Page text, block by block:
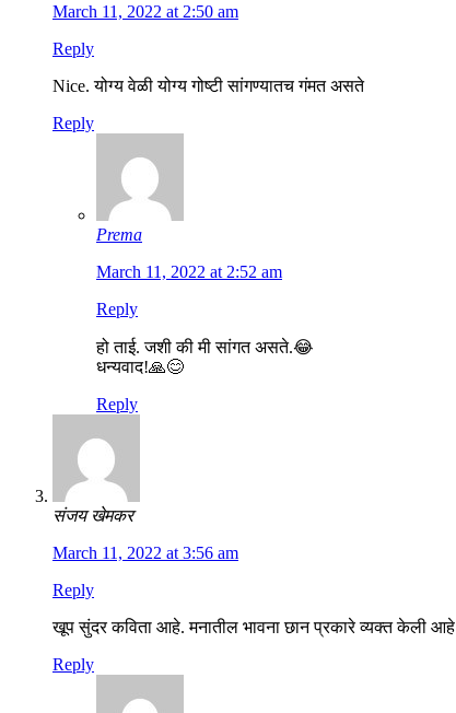
March 11, 2022 at 2:50 am
Reply
Nice. योग्य वेळी योग्य गोष्टी सांगण्यातच गंमत असते
Reply
Prema
March 11, 2022 at 2:52 am
Reply
हो ताई. जशी की मी सांगत असते.😂
धन्यवाद!🙏😊
Reply
संजय खेमकर
March 11, 2022 at 3:56 am
Reply
खूप सुंदर कविता आहे. मनातील भावना छान प्रकारे व्यक्त केली आहे
Reply